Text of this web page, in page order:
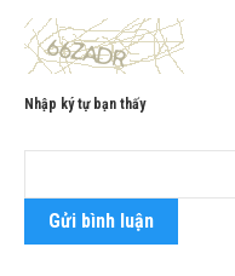
Nhập ký tự bạn thấy